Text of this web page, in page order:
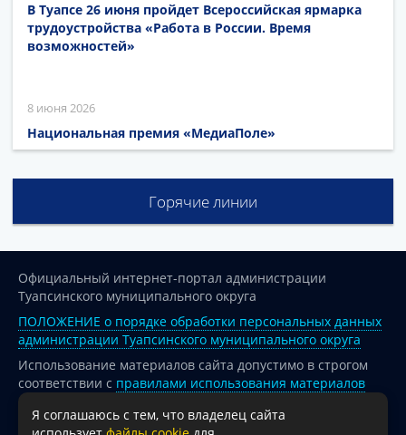
В Туапсе 26 июня пройдет Всероссийская ярмарка
трудоустройства «Работа в России. Время
возможностей»
8 июня 2026
Национальная премия «МедиаПоле»
Горячие линии
Официальный интернет-портал администрации
Туапсинского муниципального округа
ПОЛОЖЕНИЕ о порядке обработки персональных данных
администрации Туапсинского муниципального округа
Использование материалов сайта допустимо в строгом
соответствии с правилами использования материалов
опубликованных на сайте
При перепечатке и использовании информации ссылка
Я соглашаюсь с тем, что владелец сайта